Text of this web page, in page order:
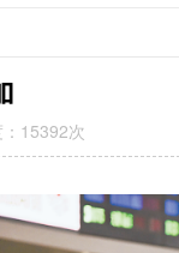
15392次